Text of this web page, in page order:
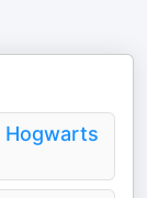
Hogwarts